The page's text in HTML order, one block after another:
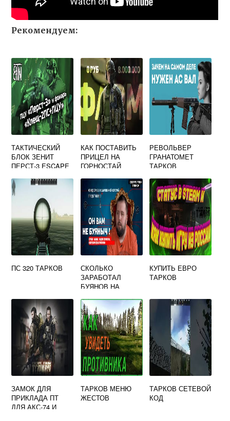
Рекомендуем:
ТАКТИЧЕСКИЙ
БЛОК ЗЕНИТ
ПЕРСТ-3 ESCAPE
КАК ПОСТАВИТЬ
ПРИЦЕЛ НА
ГОРНОСТАЙ
РЕВОЛЬВЕР
ГРАНАТОМЕТ
ТАРКОВ
ПС 320 ТАРКОВ
СКОЛЬКО
ЗАРАБОТАЛ
БУЯНОВ НА
КУПИТЬ ЕВРО
ТАРКОВ
ЗАМОК ДЛЯ
ПРИКЛАДА ПТ
ДЛЯ АКС-74 И
ТАРКОВ МЕНЮ
ЖЕСТОВ
ТАРКОВ СЕТЕВОЙ
КОД